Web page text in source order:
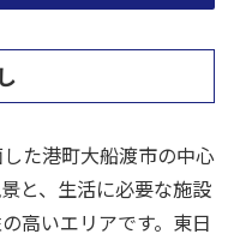
た港町大船渡市の中心
と、生活に必要な施設
高いエリアです。東日